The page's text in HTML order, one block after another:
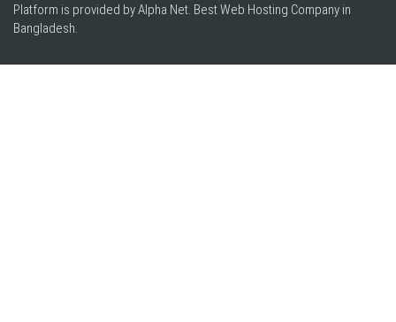
Platform is provided by Alpha Net. BestWeb Hosting Company in
Bangladesh.